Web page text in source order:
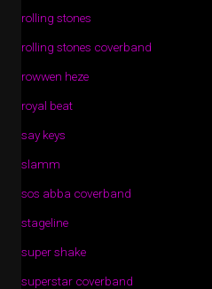
rolling stones
rolling stones coverband
rowwen heze
royal beat
say keys
slamm
sos abba coverband
stageline
super shake
superstar coverband